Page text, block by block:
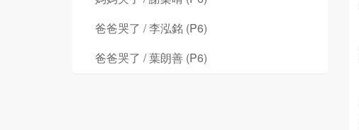
爸爸哭了 / 李泓銘 (P6)
爸爸哭了 / 葉朗善 (P6)